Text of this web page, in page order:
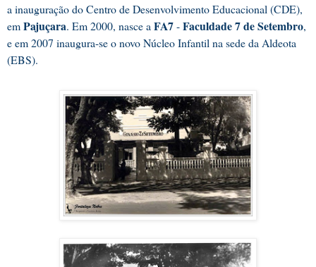
a inauguração do Centro de Desenvolvimento Educacional (CDE),
emPajuçara. Em 2000, nasce a FA7-Faculdade 7 de Setembro,
e em 2007 inaugura-se o novo Núcleo Infantil na sede da Aldeota
(EBS).